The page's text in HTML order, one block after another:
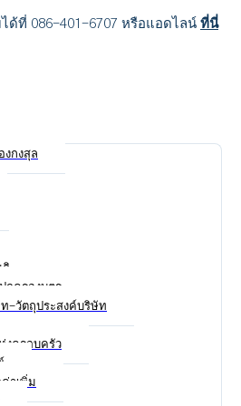
ด้ที่ 086-401-6707 หรือแอดไลน์ ที่นี่
งกงสุล
ธิ
กครองบุตร
-วัตถุประสงค์บริษัท
งครอบครัว
าเพิ่ม